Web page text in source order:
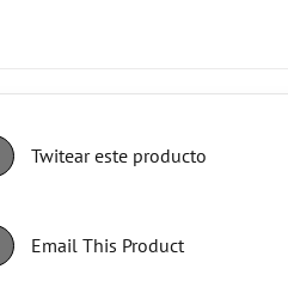
Twitear este producto
Email This Product